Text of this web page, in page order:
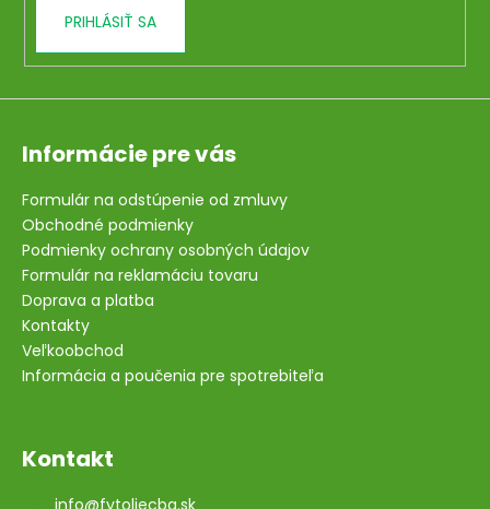
PRIHLÁSIŤ SA
Informácie pre vás
Formulár na odstúpenie od zmluvy
Obchodné podmienky
Podmienky ochrany osobných údajov
Formulár na reklamáciu tovaru
Doprava a platba
Kontakty
Veľkoobchod
Informácia a poučenia pre spotrebiteľa
Kontakt
info@fytoliecba.sk